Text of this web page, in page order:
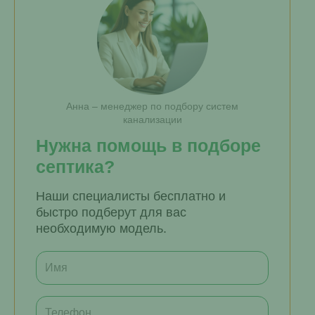
Анна – менеджер по подбору систем
канализации
Нужна помощь в подборе
септика?
Наши специалисты бесплатно и
быстро подберут для вас
необходимую модель.